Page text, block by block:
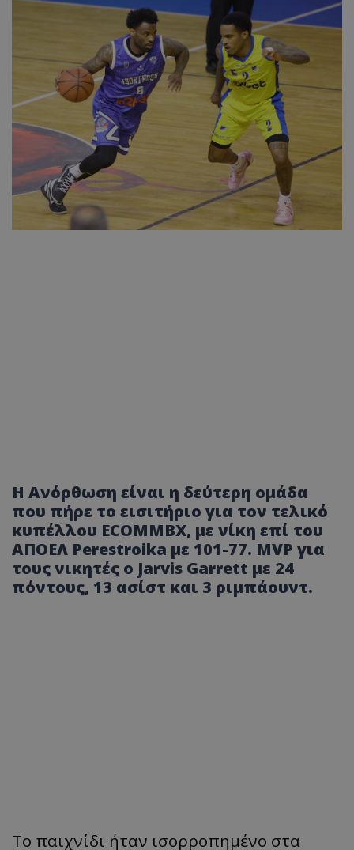
Η Ανόρθωση είναι η δεύτερη ομάδα
που πήρε το εισιτήριο για τον τελικό
κυπέλλου ECOMMBX, με νίκη επί του
ΑΠΟΕΛ Perestroika με 101-77. MVP για
τους νικητές ο Jarvis Garrett με 24
πόντους, 13 ασίστ και 3 ριμπάουντ.
Το παιχνίδι ήταν ισορροπημένο στα